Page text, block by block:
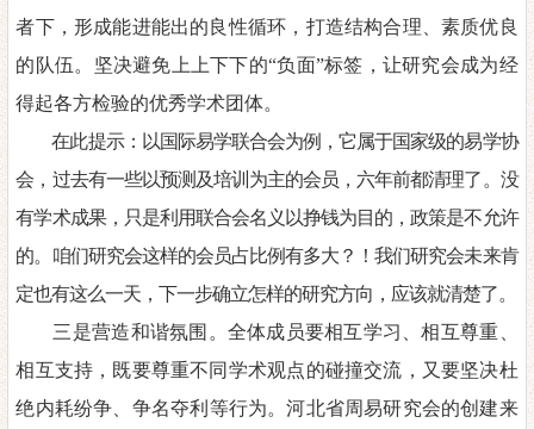
者下，形成能进能出的良性循环 ， 打造结构合理、素质优良
的队伍。坚决避免上上下下的“负面”标签，让研究会成为经
得起各方检验的优秀学术团体。
在此提示：以国际易学联合会为例，它属于国家级的易学协
会，过去有一些以预测及培训为主的会员，六年前都清理了。没
有学术成果，只是利用联合会名义以挣钱为目的，政策是不允许
的。咱们研究会这样的会员占比例有多大？！我们研究会未来肯
定也有这么一天，下一步确立怎样的研究方向，应该就清楚了。
三是营造和谐氛围。全体成员要相互学习、相互尊重、
相互支持，既要尊重不同学术观点的碰撞交流，又要坚决杜
绝内耗纷争、争名夺利等行为。河北省周易研究会的创建来